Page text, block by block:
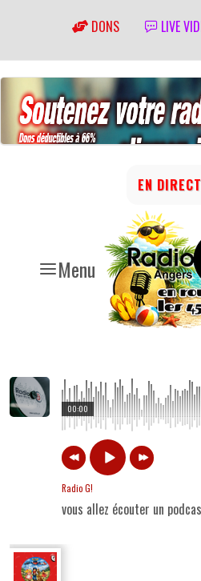
DONS LIVE
Menu
EN DIRECT
00:00
Radio G!
vous allez écouter un